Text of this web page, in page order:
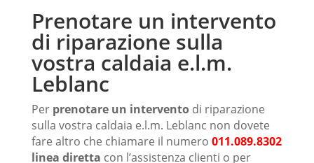
Prenotare un intervento
di riparazione sulla
vostra caldaia e.l.m.
Leblanc
Per prenotare un interventodi riparazione
sulla vostra caldaia e.l.m. Leblanc non dovete
fare altro che chiamare il numero 011.089.8302
linea diretta con l’assistenza clienti o per